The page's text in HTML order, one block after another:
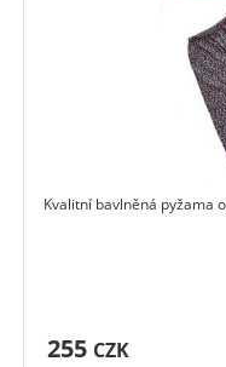
Kvalitní bavlněná pyžama
255 CZK